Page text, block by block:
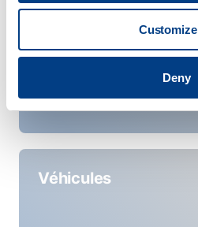
Customize
Deny
Véhicules